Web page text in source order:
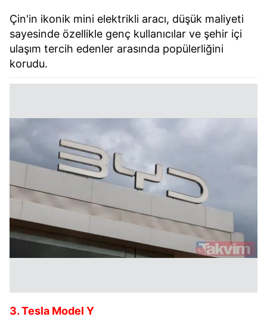
Çin'in ikonik mini elektrikli aracı, düşük maliyeti
sayesinde özellikle genç kullanıcılar ve şehir içi
ulaşım tercih edenler arasında popülerliğini
korudu.
3. Tesla Model Y